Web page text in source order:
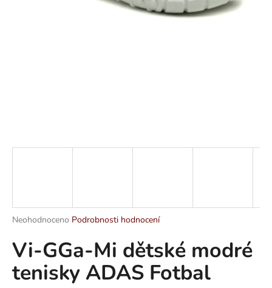
Průměrné
produktu
je
0,0
z
Neohodnoceno Podrobnosti hodnocení
Vi-GGa-Mi dětské modré
tenisky ADAS Fotbal
o
p
r
u
č